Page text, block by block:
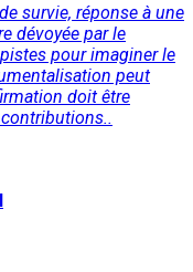
survie, réponse à une
dévoyée par le
pour imaginer le
peut
doit être